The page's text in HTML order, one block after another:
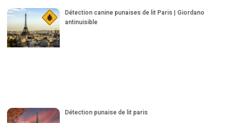
Détection canine punaises de lit Paris | Giordano
antinuisible
Détection punaise de lit paris